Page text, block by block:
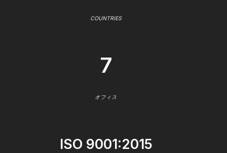
COUNTRIES
7
オフィス
ISO 9001:2015